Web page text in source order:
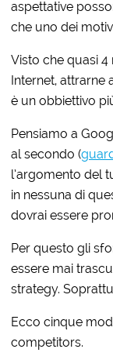
aspettative
che uno dei
Visto che quasi 4
Internet, attrarne
è un obbiettivo
Pensiamo a
al secondo (
l’argomento del
in nessuna di
dovrai essere
Per questo gli
essere mai
strategy.
Ecco cinque
competitors.